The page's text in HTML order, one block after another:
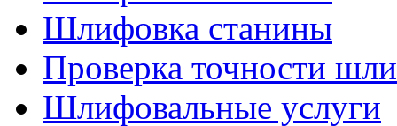
Шлифовка станины
Проверка точности
Шлифовальные услуги